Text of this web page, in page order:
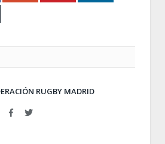
RUGBY MADRID
FacebookTwitter